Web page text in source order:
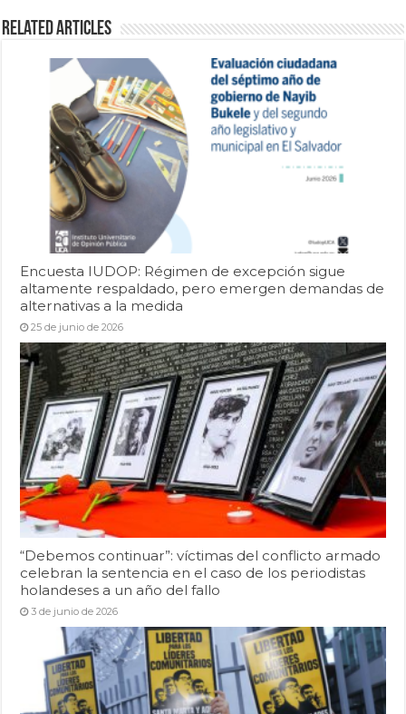
Related Articles
Encuesta IUDOP: Régimen de excepción sigue
altamente respaldado, pero emergen demandas de
alternativas a la medida
25 de junio de 2026
“Debemos continuar”: víctimas del conflicto armado
celebran la sentencia en el caso de los periodistas
holandeses a un año del fallo
3 de junio de 2026